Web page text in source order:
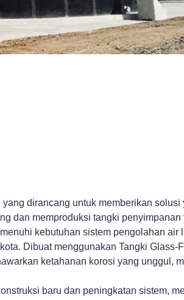
dirancang untuk memberikan
dan memproduksi tangki penyimpanan
kebutuhan sistem pengolahan air
Dibuat menggunakan Tangki Glass-
ketahanan korosi yang unggul,
baru dan peningkatan sistem,